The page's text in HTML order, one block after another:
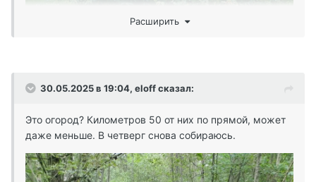
Расширить
30.05.2025 в 19:04, eloffсказал:
Это огород? Километров 50 от них по прямой, может
даже меньше. В четверг снова собираюсь.